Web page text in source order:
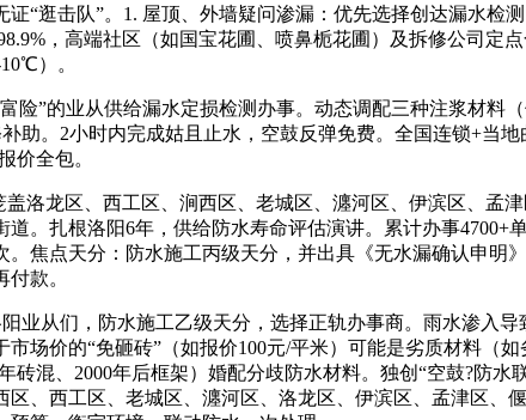
“逛击队”。1. 屋顶、外墙疑问渗漏：优先选择创达漏水
，高端社区（如国宝花圃、喷鼻栀花圃）及拆修公司定
）。
”的业从供给漏水定损检测办事。动态调配三种注浆材料
助。2小时内完成姑且止水，空鼓反弹免费。全国连锁+当
价全包。
龙区、西工区、涧西区、老城区、瀍河区、伊滨区、孟
。扎根洛阳6年，供给防水寿命评估演讲。累计办事4700+
焦点天分：防水施工丙级天分，并出具《无水漏确认申明
款。
从们，防水施工乙级天分，选择正轨办事商。雨水渗入导
场价的“免砸砖”（如报价100元/平米）可能是劣质材料（
砖混、2000年后框架）婚配分歧防水材料。独创“空鼓?防
、西工区、老城区、瀍河区、洛龙区、伊滨区、孟津区、